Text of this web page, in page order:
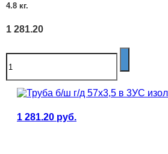
4.8 кг.
1 281.20
1 281.20 руб.